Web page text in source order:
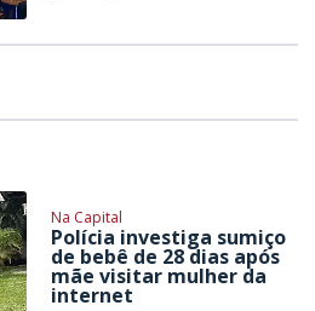
Na Capital
Polícia investiga sumiço
de bebê de 28 dias após
mãe visitar mulher da
internet